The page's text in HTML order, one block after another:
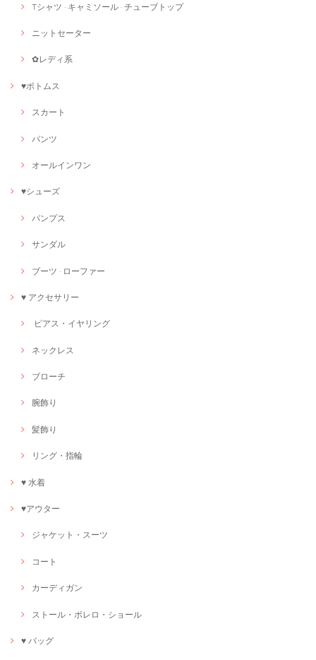
Tシャツ · キャミソール · チューブトップ
ニットセーター
✿レディ系
♥ボトムス
スカート
パンツ
オールインワン
♥シューズ
パンプス
サンダル
ブーツ · ローファー
♥ アクセサリー
ピアス・イヤリング
ネックレス
ブローチ
腕飾り
髪飾り
リング・指輪
♥ 水着
♥アウター
ジャケット・スーツ
コート
カーディガン
ストール・ボレロ・ショール
♥ バッグ